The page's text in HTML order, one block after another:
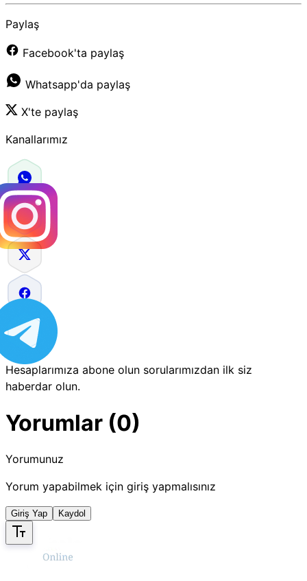
Paylaş
Facebook'ta paylaş
Whatsapp'da paylaş
X'te paylaş
Kanallarımız
Hesaplarımıza abone olun sorularımızdan ilk siz
haberdar olun.
Yorumlar (0)
Yorumunuz
Yorum yapabilmek için giriş yapmalısınız
Giriş Yap Kaydol